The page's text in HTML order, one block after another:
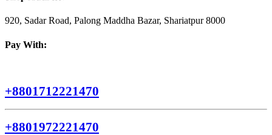
920, Sadar Road, Palong Maddha Bazar, Shariatpur 8000
Pay With:
+8801712221470
+8801972221470